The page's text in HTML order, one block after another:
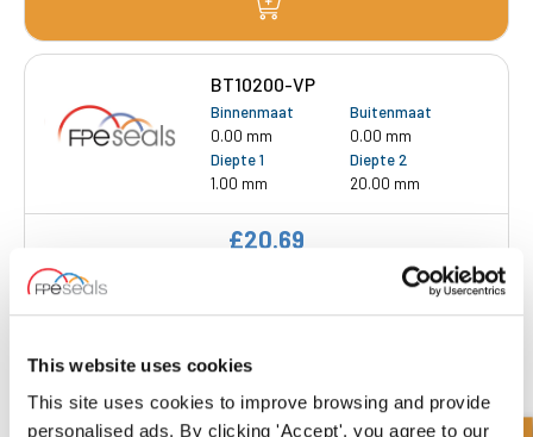
This website uses cookies
This site uses cookies to improve browsing and provide
personalised ads. By clicking 'Accept', you agree to our
BT10200-VP
Binnenmaat
0.00 mm
Buitenmaat
0.00 mm
Diepte 1
1.00 mm
Diepte 2
20.00 mm
£20.69